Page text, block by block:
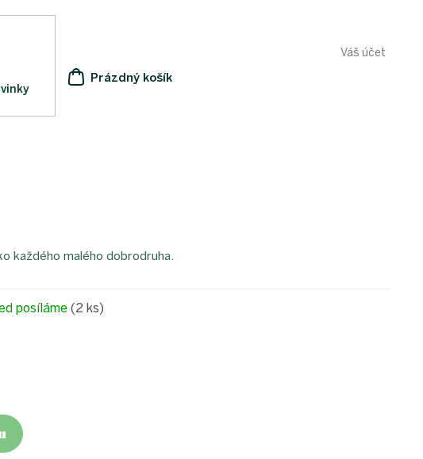
Váš účet
NÁKUPNÍ
Prázdný košík
posíláme(2 ks)
každého malého dobrodruha.